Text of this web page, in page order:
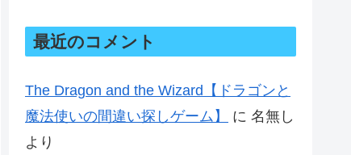
最近のコメント
The Dragon and the Wizard【ドラゴンと
魔法使いの間違い探しゲーム】
に 名無し
より